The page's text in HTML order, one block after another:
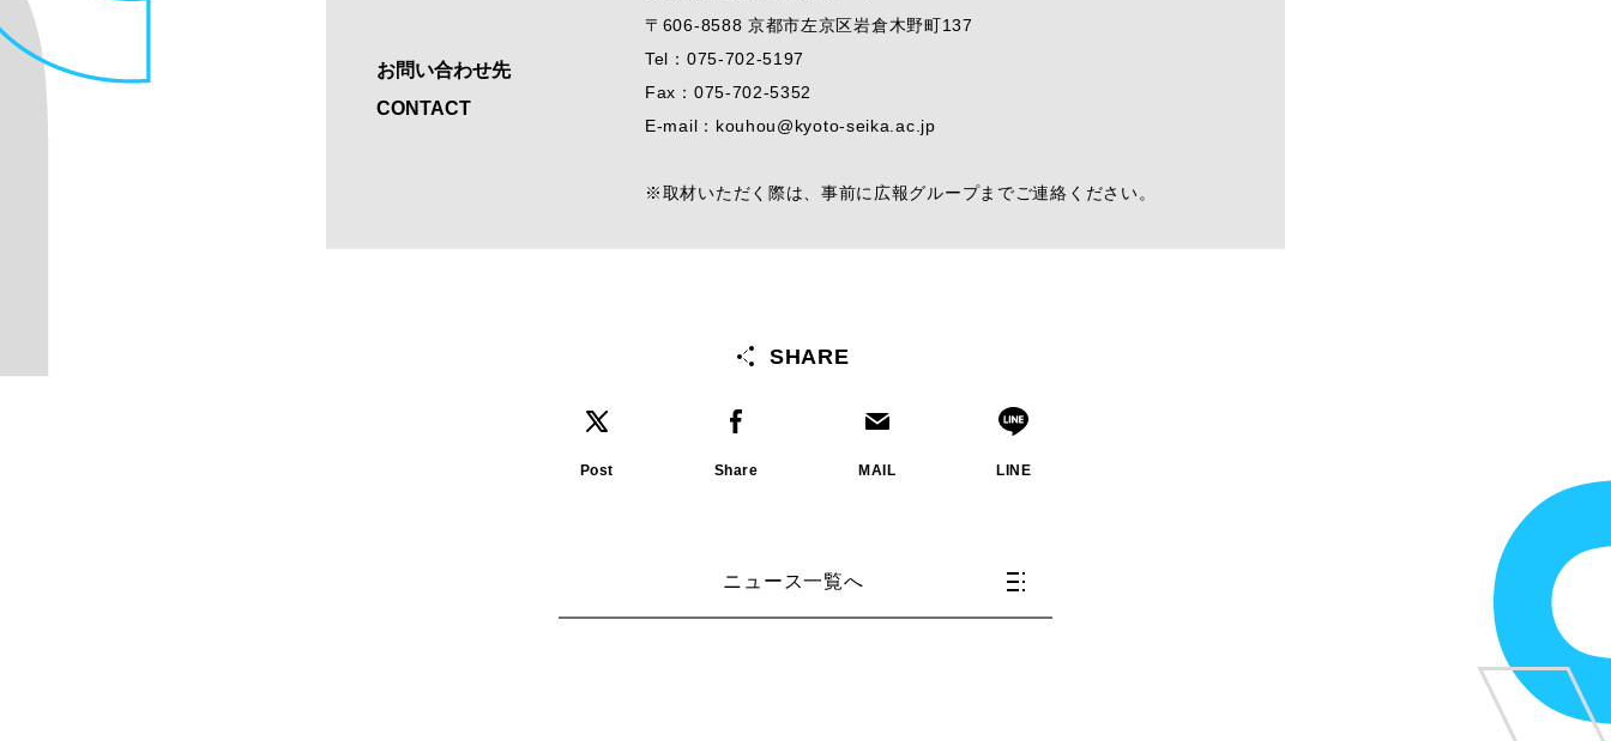
お問い合わせ先
CONTACT
〒606-8588 京都市左京区岩倉木野町137
Tel：075-702-5197
Fax：075-702-5352
E-mail：kouhou@kyoto-seika.ac.jp
※取材いただく際は、事前に広報グループまでご連絡ください。
SHARE
Post Share MAIL LINE
ニュース一覧へ